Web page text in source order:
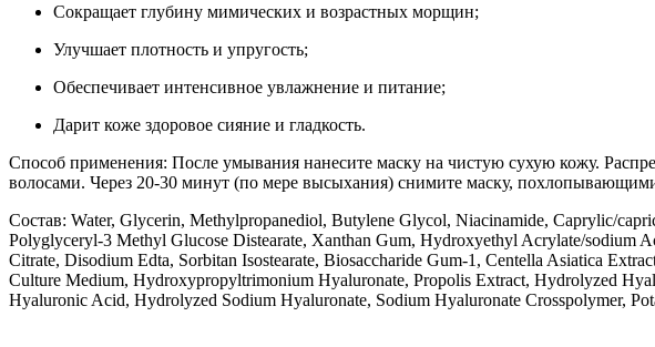
Сокращает глубину мимических и возрастных морщин;
Улучшает плотность и упругость;
Обеспечивает интенсивное увлажнение и питание;
Дарит коже здоровое сияние и гладкость.
Способ применения: После умывания нанесите маску на чистую сухую кожу.
волосами. Через 20-30 минут (по мере высыхания) снимите маску,
Состав: Water, Glycerin, Methylpropanediol, Butylene Glycol, Niacinamide, Caprylic/
Polyglyceryl-3 Methyl Glucose Distearate, Xanthan Gum, Hydroxyethyl Acrylate/sodium
Citrate, Disodium Edta, Sorbitan Isostearate, Biosaccharide Gum-1, Centella Asiatica
Culture Medium, Hydroxypropyltrimonium Hyaluronate, Propolis Extract, Hydrolyzed
Hyaluronic Acid, Hydrolyzed Sodium Hyaluronate, Sodium Hyaluronate Crosspolymer,